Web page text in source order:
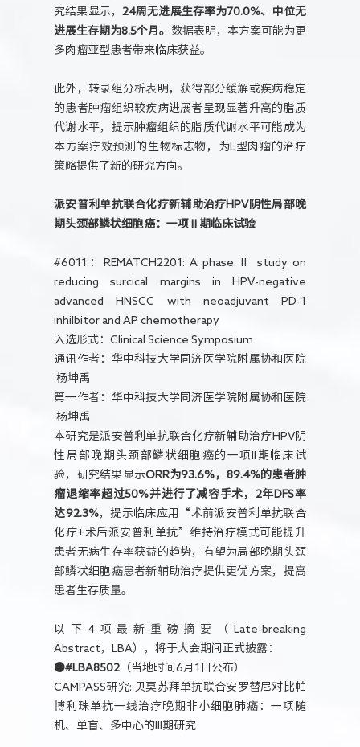
究结果显示， 24周无进展生存率为70.0%、中位无
进展生存期为8.5个月。
数据表明，本方案可能为更
多肉瘤亚型患者带来临床获益。
此外，转录组分析表明，获得部分缓解或疾病稳定
的患者肿瘤组织较疾病进展者呈现显著升高的脂质
代谢水平，提示肿瘤组织的脂质代谢水平可能成为
本方案疗效预测的生物标志物，为L型肉瘤的治疗
策略提供了新的研究方向。
派安普利单抗联合化疗新辅助治疗HPV阴性局部晚
期头颈部鳞状细胞癌：一项Ⅱ期临床试验
#6011：REMATCH2201: A phase Ⅱ study on
reducing surcical margins in HPV-negative
advanced HNSCC with neoadjuvant PD-1
inhilbitor and AP chemotherapy
入选形式：Clinical Science Symposium
通讯作者：华中科技大学同济医学院附属协和医院
杨坤禹
第一作者：华中科技大学同济医学院附属协和医院
杨坤禹
本研究是派安普利单抗联合化疗新辅助治疗HPV阴
性局部晚期头颈部鳞状细胞癌的一项II期临床试
验，研究结果显示ORR为93.6%，89.4%的患者肿
瘤退缩率超过50%并进行了减容手术，2年DFS率
达92.3%，提示临床应用“术前派安普利单抗联合
化疗+术后派安普利单抗”维持治疗模式可能提升
患者无病生存率获益的趋势，有望为局部晚期头颈
部鳞状细胞癌患者新辅助治疗提供更优方案，提高
患者生存质量。
以下4项最新重磅摘要（Late-breaking
Abstract，LBA），将于大会期间正式披露：
●#LBA8502 （当地时间6月1日公布）
CAMPASS研究: 贝莫苏拜单抗联合安罗替尼对比帕
博利珠单抗一线治疗晚期非小细胞肺癌：一项随
机、单盲、多中心的III期研究